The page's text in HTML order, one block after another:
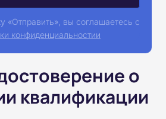
«Отправить», вы соглашаетесь с
конфиденциальностии
о
квалификации